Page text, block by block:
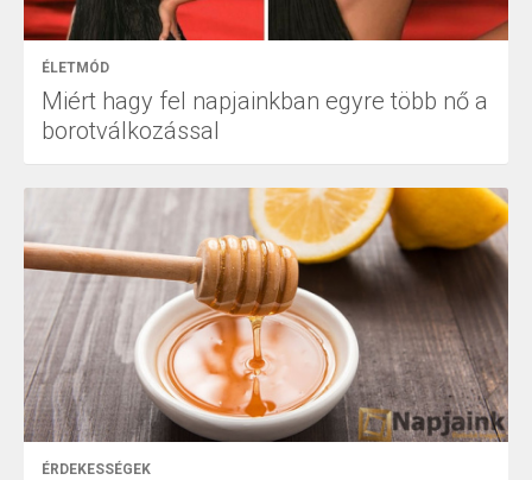
ÉLETMÓD
Miért hagy fel napjainkban egyre több nő a
borotválkozással
ÉRDEKESSÉGEK